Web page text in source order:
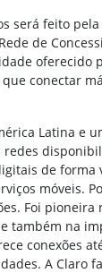
será feito
de
oferecido
conectar
Latina e
de forma
móveis.
Foi
também na
conexões
A Claro